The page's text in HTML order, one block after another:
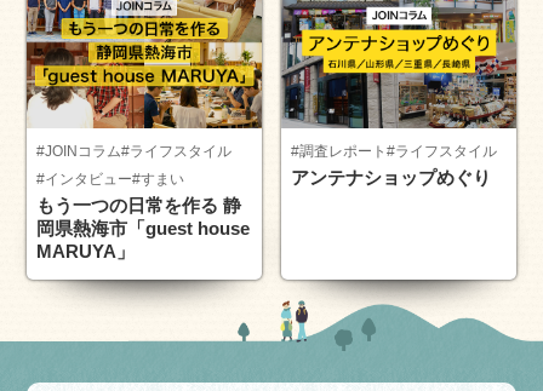
#JOINコラム#ライフスタイル
#インタビュー#すまい
もう一つの日常を作る 静
岡県熱海市「guest house
MARUYA」
#調査レポート#ライフスタイル
アンテナショップめぐり